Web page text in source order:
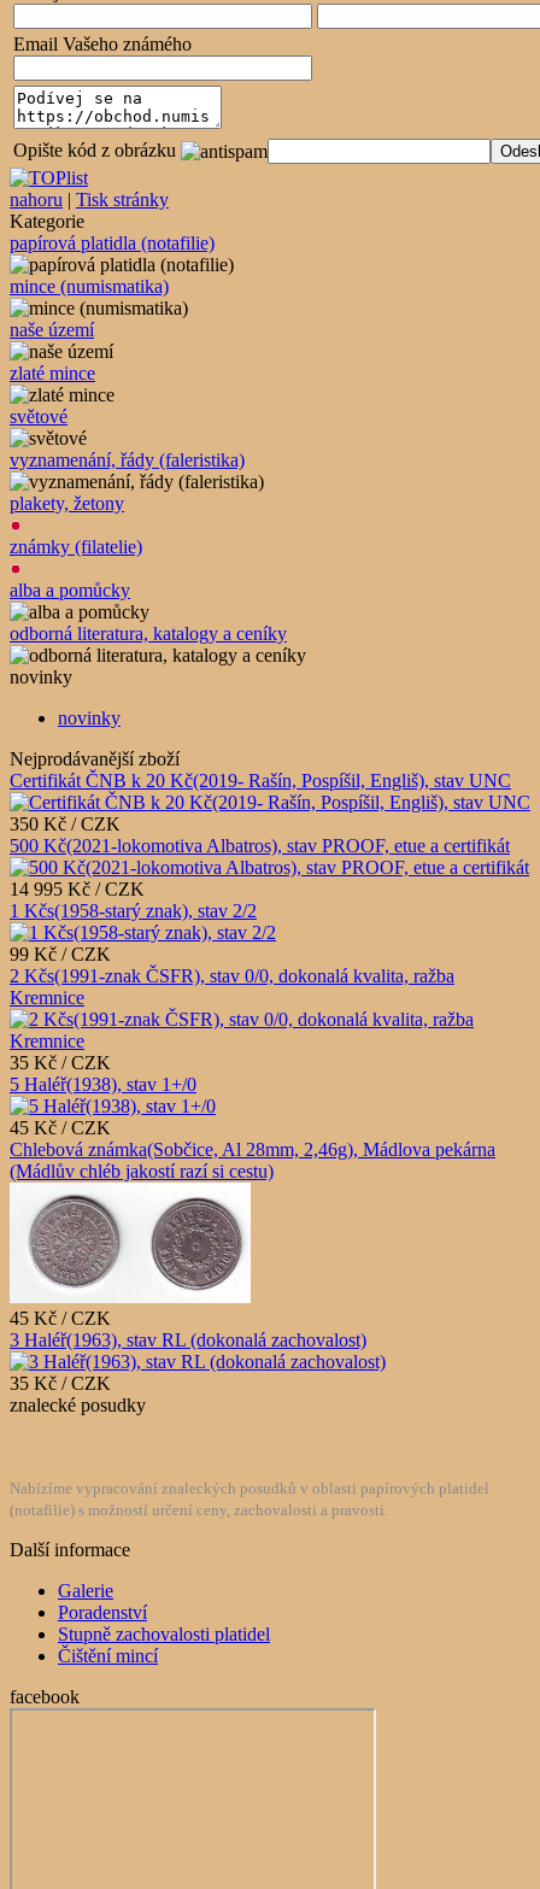
Email Vašeho známého
Opište kód z obrázku
nahoru | Tisk stránky
Kategorie
papírová platidla (notafilie)
mince (numismatika)
naše území
zlaté mince
světové
vyznamenání, řády (faleristika)
plakety, žetony
známky (filatelie)
alba a pomůcky
odborná literatura, katalogy a ceníky
novinky
novinky
Nejprodávanější zboží
Certifikát ČNB k 20 Kč(2019- Rašín, Pospíšil, Engliš), stav UNC
350 Kč / CZK
500 Kč(2021-lokomotiva Albatros), stav PROOF, etue a certifikát
14 995 Kč / CZK
1 Kčs(1958-starý znak), stav 2/2
99 Kč / CZK
2 Kčs(1991-znak ČSFR), stav 0/0, dokonalá kvalita, ražba
Kremnice
35 Kč / CZK
5 Haléř(1938), stav 1+/0
45 Kč / CZK
Chlebová známka(Sobčice, Al 28mm, 2,46g), Mádlova pekárna
(Mádlův chléb jakostí razí si cestu)
45 Kč / CZK
3 Haléř(1963), stav RL (dokonalá zachovalost)
35 Kč / CZK
znalecké posudky
Nabízíme vypracování znaleckých posudků v oblasti papírových platidel
(notafilie) s možností určení ceny, zachovalosti a pravosti.
Další informace
Galerie
Poradenství
Stupně zachovalosti platidel
Čištění mincí
facebook